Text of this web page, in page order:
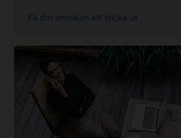
Få din ansökan att sticka ut